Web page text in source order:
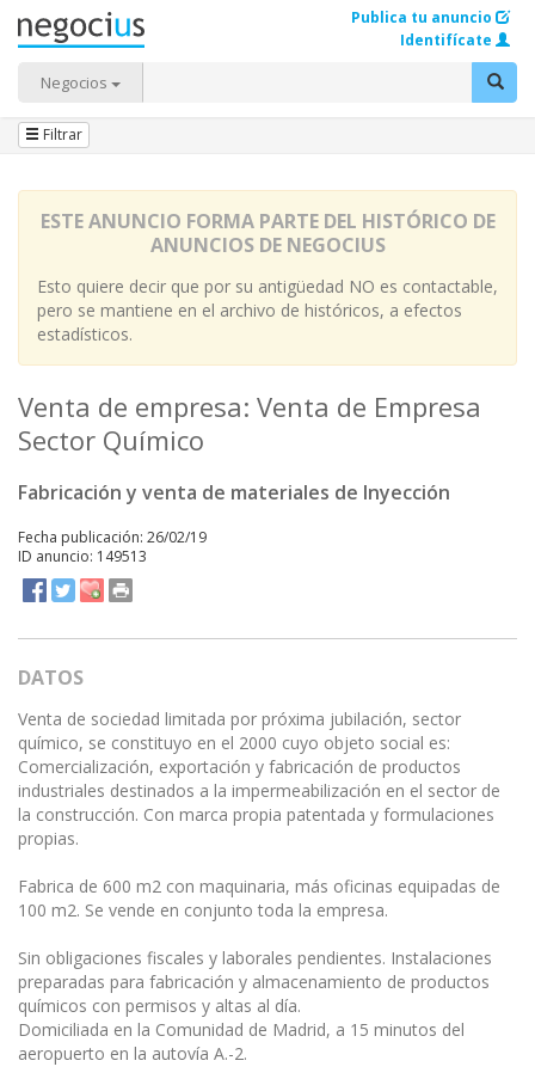
Negocios
Publica tu anuncio
Identifícate
Filtrar
ESTE ANUNCIO FORMA PARTE DEL HISTÓRICO DE
ANUNCIOS DE NEGOCIUS
Esto quiere decir que por su antigüedad NO es contactable,
pero se mantiene en el archivo de históricos, a efectos
estadísticos.
Venta de empresa: Venta de Empresa
Sector Químico
Fabricación y venta de materiales de Inyección
Fecha publicación: 26/02/19
ID anuncio: 149513
DATOS
Venta de sociedad limitada por próxima jubilación, sector
químico, se constituyo en el 2000 cuyo objeto social es:
Comercialización, exportación y fabricación de productos
industriales destinados a la impermeabilización en el sector de
la construcción. Con marca propia patentada y formulaciones
propias.
Fabrica de 600 m2 con maquinaria, más oficinas equipadas de
100 m2. Se vende en conjunto toda la empresa.
Sin obligaciones fiscales y laborales pendientes. Instalaciones
preparadas para fabricación y almacenamiento de productos
químicos con permisos y altas al día.
Domiciliada en la Comunidad de Madrid, a 15 minutos del
aeropuerto en la autovía A.-2.